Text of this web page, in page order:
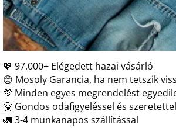
💖 97.000+ Elégedett hazai vásárló
😊 Mosoly Garancia, ha nem tetszik
💜 Minden egyes megrendelést
🤗 Gondos odafigyeléssel és
🚛 3-4 munkanapos szállítással